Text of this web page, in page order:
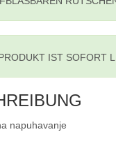
IST SOFORT
napuhavanje